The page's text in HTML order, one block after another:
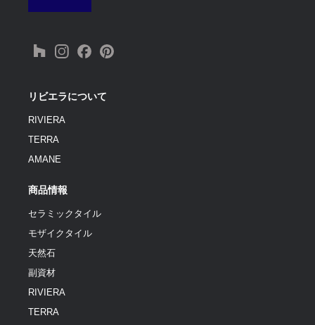
リビエラについて
RIVIERA
TERRA
AMANE
商品情報
セラミックタイル
モザイクタイル
天然石
副資材
RIVIERA
TERRA